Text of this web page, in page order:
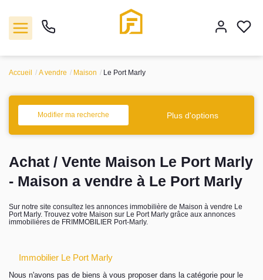
Vente
Location
Biens vendus
Estimation
Agence
Accueil A vendre Maison Le Port Marly
Modifier ma recherche Plus d'options
Achat / Vente Maison Le Port Marly
- Maison a vendre à Le Port Marly
Sur notre site consultez les annonces immobilière de Maison à vendre Le
Port Marly. Trouvez votre Maison sur Le Port Marly grâce aux annonces
immobilières de FRIMMOBILIER Port-Marly.
Immobilier Le Port Marly
Nous n'avons pas de biens à vous proposer dans la catégorie pour le